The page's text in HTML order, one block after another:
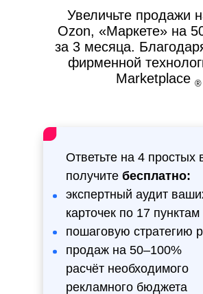
Увеличьте продажи
Ozon, «Маркете» на
за 3 месяца.
фирменной
Marketplace ®
Ответьте на 4 простых
получите бесплатно:
экспертный аудит
карточек по 17 пунктам
пошаговую стратегию
продаж на 50–100%
расчёт необходимого
рекламного бюджета
подготовим КП с
окупаемости. Это ни к
обязывает
Введите номер телефона для
Даюсогласиена обработку
данных, с политикой ознакомлен
Получить аудит